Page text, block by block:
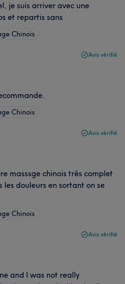
je suis arriver avec une
et repartis sans
Chinois
Avis vérifié
Chinois
Avis vérifié
masssge chinois très complet
douleurs en sortant on se
Chinois
Avis vérifié
and I was not really